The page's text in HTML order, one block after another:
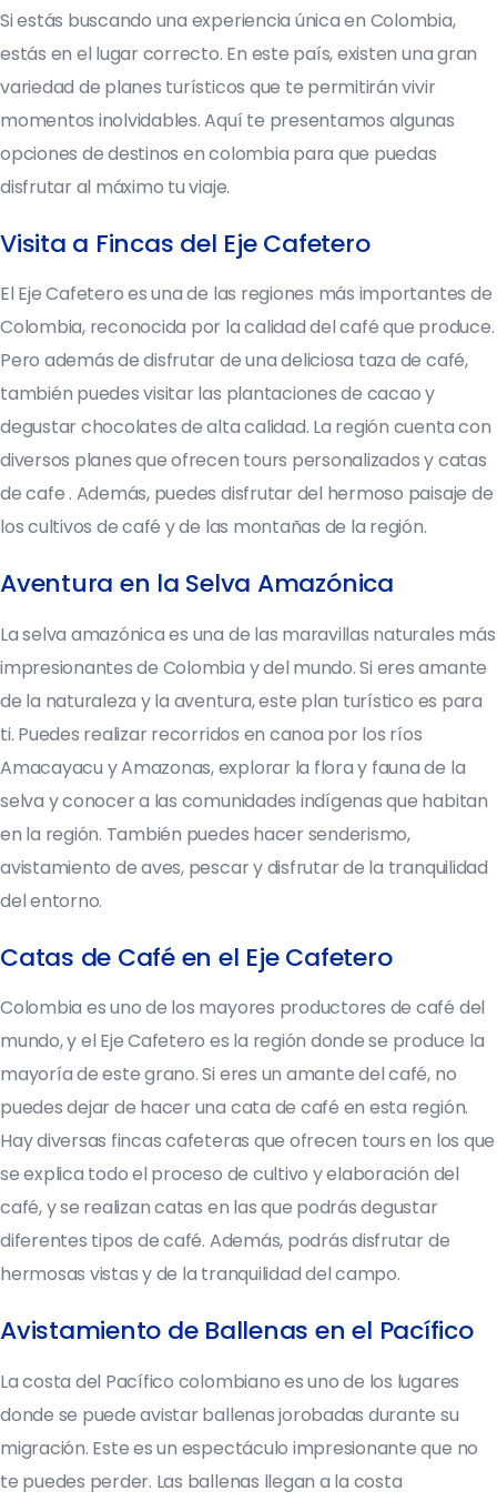
Si estás buscando una experiencia única en Colombia,
estás en el lugar correcto. En este país, existen una gran
variedad de planes turísticos que te permitirán vivir
momentos inolvidables. Aquí te presentamos algunas
opciones de destinos en colombia para que puedas
disfrutar al máximo tu viaje.
Visita a Fincas del Eje Cafetero
El Eje Cafetero es una de las regiones más importantes de
Colombia, reconocida por la calidad del café que produce.
Pero además de disfrutar de una deliciosa taza de café,
también puedes visitar las plantaciones de cacao y
degustar chocolates de alta calidad. La región cuenta con
diversos planes que ofrecen tours personalizados y catas
de cafe . Además, puedes disfrutar del hermoso paisaje de
los cultivos de café y de las montañas de la región.
Aventura en la Selva Amazónica
La selva amazónica es una de las maravillas naturales más
impresionantes de Colombia y del mundo. Si eres amante
de la naturaleza y la aventura, este plan turístico es para
ti. Puedes realizar recorridos en canoa por los ríos
Amacayacu y Amazonas, explorar la flora y fauna de la
selva y conocer a las comunidades indígenas que habitan
en la región. También puedes hacer senderismo,
avistamiento de aves, pescar y disfrutar de la tranquilidad
del entorno.
Catas de Café en el Eje Cafetero
Colombia es uno de los mayores productores de café del
mundo, y el Eje Cafetero es la región donde se produce la
mayoría de este grano. Si eres un amante del café, no
puedes dejar de hacer una cata de café en esta región.
Hay diversas fincas cafeteras que ofrecen tours en los que
se explica todo el proceso de cultivo y elaboración del
café, y se realizan catas en las que podrás degustar
diferentes tipos de café. Además, podrás disfrutar de
hermosas vistas y de la tranquilidad del campo.
Avistamiento de Ballenas en el Pacífico
La costa del Pacífico colombiano es uno de los lugares
donde se puede avistar ballenas jorobadas durante su
migración. Este es un espectáculo impresionante que no
te puedes perder. Las ballenas llegan a la costa